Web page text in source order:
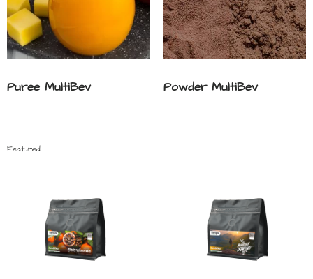
Puree MultiBev Powder MultiBev
Featured